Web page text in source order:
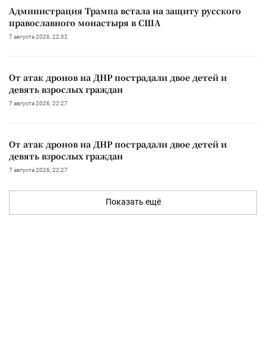
Администрация Трампа встала на защиту русского
православного монастыря в США
7 августа 2026, 22:32
От атак дронов на ДНР пострадали двое детей и
девять взрослых граждан
7 августа 2026, 22:27
От атак дронов на ДНР пострадали двое детей и
девять взрослых граждан
7 августа 2026, 22:27
Показать ещё